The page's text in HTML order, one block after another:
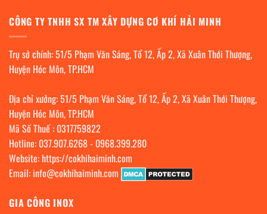
CÔNG TY TNHH SX TM XÂY DỰNG CƠ KHÍ HẢI MINH
Trụ sở chính: 51/5 Phạm Văn Sáng, Tổ 12, Ấp 2, Xã Xuân Thới Thượng,
Huyện Hóc Môn, TP.HCM
Địa chỉ xưởng: 51/5 Phạm Văn Sáng, Tổ 12, Ấp 2, Xã Xuân Thới Thượng,
Huyện Hóc Môn, TP.HCM
Mã Số Thuế : 0317759822
Hotline: 037.907.6268- 0968.399.280
Website: https://cokhihaiminh.com
Email: info@cokhihaiminh.com
GIA CÔNG INOX